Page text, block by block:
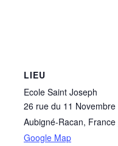
LIEU
Ecole Saint Joseph
26 rue du 11 Novembre
Aubigné-Racan, France
Google Map